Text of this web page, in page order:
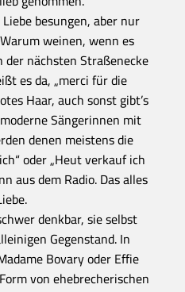
besungen, aber nur
weinen, wenn es
nächsten Straßenecke
es da, „merci für die
Haar, auch sonst gibt’s
Sängerinnen mit
denen meistens die
oder „Heut verkauf ich
aus dem Radio. Das alles
denkbar, sie selbst
Gegenstand. In
Bovary oder Effie
von ehebrecherischen